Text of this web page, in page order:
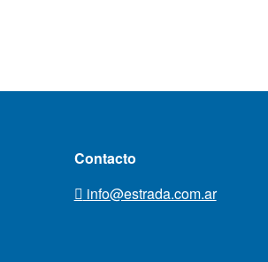
Contacto
info@estrada.com.ar